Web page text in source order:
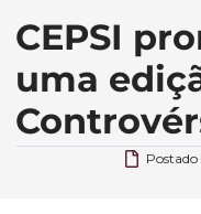
CEPSI
uma
Postado